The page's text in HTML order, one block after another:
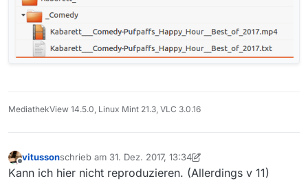
MediathekView 14.5.0, Linux Mint 21.3, VLC 3.0.16
Offline
vitussonschrieb am 31. Dez. 2017, 13:34
zuletzt editiert von vitusson
Kann ich hier nicht reproduzieren. (Allerdings v 11)